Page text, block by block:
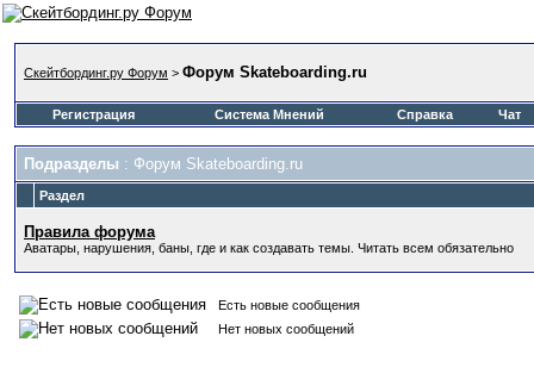
Скейтбординг.ру Форум > Форум Skateboarding.ru
Регистрация Система Мнений Справка Чат
Подразделы : Форум Skateboarding.ru
Раздел
Правила форума
Аватары, нарушения, баны, где и как создавать темы. Читать всем обязательно
Есть новые сообщения
Нет новых сообщений